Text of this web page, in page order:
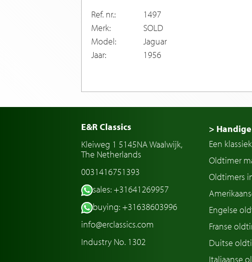
Ref. nr.:
1497
Merk:
SOLD
Model:
Jaguar
Jaar:
1956
E&R Classics
Kleiweg 1 5145NA Waalwijk,
The Netherlands
0031416751393
sales: +31641269957
buying: +31638603996
info@erclassics.com
Industry No. 1302
>
Een
Oldtimer
Oldtimers
Engelse
Franse
Duitse
Italiaanse